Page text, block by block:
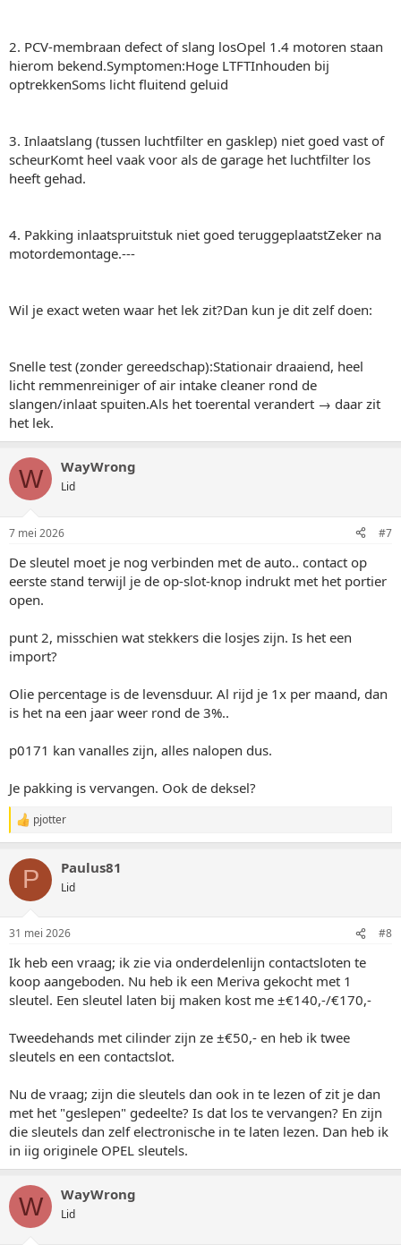
2. PCV‑membraan defect of slang losOpel 1.4 motoren staan
hierom bekend.Symptomen:Hoge LTFTInhouden bij
optrekkenSoms licht fluitend geluid
3. Inlaatslang (tussen luchtfilter en gasklep) niet goed vast of
scheurKomt heel vaak voor als de garage het luchtfilter los
heeft gehad.
4. Pakking inlaatspruitstuk niet goed teruggeplaatstZeker na
motordemontage.---
Wil je exact weten waar het lek zit?Dan kun je dit zelf doen:
Snelle test (zonder gereedschap):Stationair draaiend, heel
licht remmenreiniger of air intake cleaner rond de
slangen/inlaat spuiten.Als het toerental verandert → daar zit
het lek.
W WayWrong
Lid
7 mei 2026 #7
De sleutel moet je nog verbinden met de auto.. contact op
eerste stand terwijl je de op-slot-knop indrukt met het portier
open.
punt 2, misschien wat stekkers die losjes zijn. Is het een
import?
Olie percentage is de levensduur. Al rijd je 1x per maand, dan
is het na een jaar weer rond de 3%..
p0171 kan vanalles zijn, alles nalopen dus.
Je pakking is vervangen. Ook de deksel?
W
a
r
e
n
e
n
:
pjotter
P Paulus81
Lid
31 mei 2026 #8
Ik heb een vraag; ik zie via onderdelenlijn contactsloten te
koop aangeboden. Nu heb ik een Meriva gekocht met 1
sleutel. Een sleutel laten bij maken kost me ±€140,-/€170,-
Tweedehands met cilinder zijn ze ±€50,- en heb ik twee
sleutels en een contactslot.
Nu de vraag; zijn die sleutels dan ook in te lezen of zit je dan
met het "geslepen" gedeelte? Is dat los te vervangen? En zijn
die sleutels dan zelf electronische in te laten lezen. Dan heb ik
in iig originele OPEL sleutels.
W WayWrong
Lid